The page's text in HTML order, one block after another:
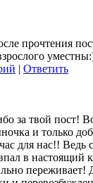
прочтения
Ответить
за твой пост!
и только
для нас!!
в настоящий
переживает!